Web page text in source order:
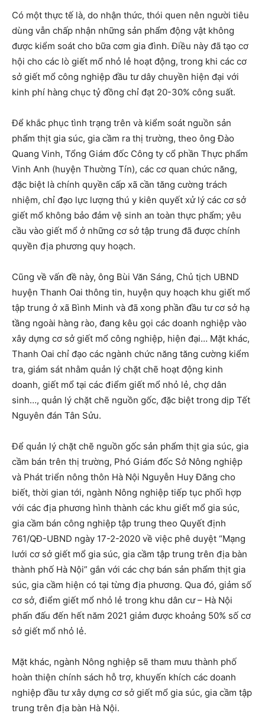
Có một thực tế là, do nhận thức, thói quen nên người tiêu
dùng vẫn chấp nhận những sản phẩm động vật không
được kiểm soát cho bữa cơm gia đình. Điều này đã tạo cơ
hội cho các lò giết mổ nhỏ lẻ hoạt động, trong khi các cơ
sở giết mổ công nghiệp đầu tư dây chuyền hiện đại với
kinh phí hàng chục tỷ đồng chỉ đạt 20-30% công suất.
Để khắc phục tình trạng trên và kiểm soát nguồn sản
phẩm thịt gia súc, gia cầm ra thị trường, theo ông Đào
Quang Vinh, Tổng Giám đốc Công ty cổ phần Thực phẩm
Vinh Anh (huyện Thường Tín), các cơ quan chức năng,
đặc biệt là chính quyền cấp xã cần tăng cường trách
nhiệm, chỉ đạo lực lượng thú y kiên quyết xử lý các cơ sở
giết mổ không bảo đảm vệ sinh an toàn thực phẩm; yêu
cầu vào giết mổ ở những cơ sở tập trung đã được chính
quyền địa phương quy hoạch.
Cũng về vấn đề này, ông Bùi Văn Sáng, Chủ tịch UBND
huyện Thanh Oai thông tin, huyện quy hoạch khu giết mổ
tập trung ở xã Bình Minh và đã xong phần đầu tư cơ sở hạ
tầng ngoài hàng rào, đang kêu gọi các doanh nghiệp vào
xây dựng cơ sở giết mổ công nghiệp, hiện đại… Mặt khác,
Thanh Oai chỉ đạo các ngành chức năng tăng cường kiểm
tra, giám sát nhằm quản lý chặt chẽ hoạt động kinh
doanh, giết mổ tại các điểm giết mổ nhỏ lẻ, chợ dân
sinh…, quản lý chặt chẽ nguồn gốc, đặc biệt trong dịp Tết
Nguyên đán Tân Sửu.
Để quản lý chặt chẽ nguồn gốc sản phẩm thịt gia súc, gia
cầm bán trên thị trường, Phó Giám đốc Sở Nông nghiệp
và Phát triển nông thôn Hà Nội Nguyễn Huy Đăng cho
biết, thời gian tới, ngành Nông nghiệp tiếp tục phối hợp
với các địa phương hình thành các khu giết mổ gia súc,
gia cầm bán công nghiệp tập trung theo Quyết định
761/QĐ-UBND ngày 17-2-2020 về việc phê duyệt “Mạng
lưới cơ sở giết mổ gia súc, gia cầm tập trung trên địa bàn
thành phố Hà Nội” gắn với các chợ bán sản phẩm thịt gia
súc, gia cầm hiện có tại từng địa phương. Qua đó, giảm số
cơ sở, điểm giết mổ nhỏ lẻ trong khu dân cư – Hà Nội
phấn đấu đến hết năm 2021 giảm được khoảng 50% số cơ
sở giết mổ nhỏ lẻ.
Mặt khác, ngành Nông nghiệp sẽ tham mưu thành phố
hoàn thiện chính sách hỗ trợ, khuyến khích các doanh
nghiệp đầu tư xây dựng cơ sở giết mổ gia súc, gia cầm tập
trung trên địa bàn Hà Nội.